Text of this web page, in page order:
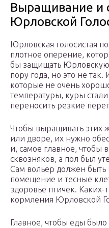
Выращивание и
Юрловской
Юрловская голосистая
плотное оперение,
бы защищать Юрловскую
пору года, но это не
которые не очень
температуры, куры
переносить резкие
Чтобы выращивать этих
или дворе, их нужно
и, самое главное, чтобы
сквозняков, а пол был
Сам вольер должен быть
помещение и тесные
здоровье птичек. Каких-
кормления Юрловской
Главное, чтобы еды было